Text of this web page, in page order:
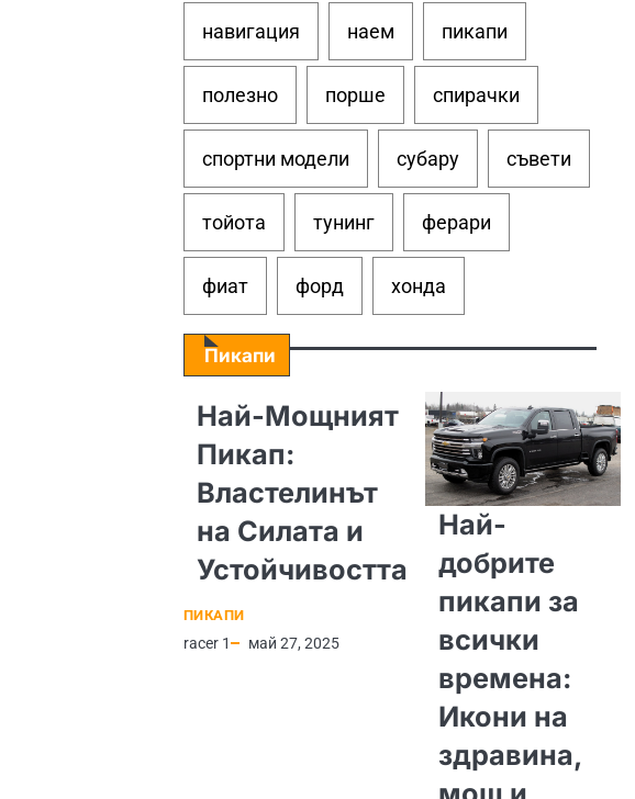
навигация наем пикапи
полезно порше спирачки
спортни модели субару съвети
тойота тунинг ферари
фиат форд хонда
Пикапи
Най-Мощният
Пикап:
Властелинът
на Силата и
Устойчивостта
ПИКАПИ
racer 1 май 27, 2025
Най-
добрите
пикапи за
всички
времена:
Икони на
здравина,